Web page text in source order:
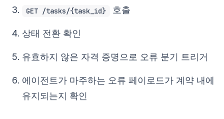
GET /tasks/{task_id} 호출
상태 전환 확인
유효하지 않은 자격 증명으로 오류 분기 트리거
에이전트가 마주하는 오류 페이로드가 계약 내에
유지되는지 확인